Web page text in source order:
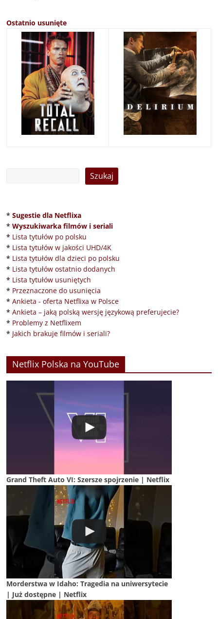
Ostatnio usunięte
* Sugestie dla Netflixa
* Wyszukiwarka filmów i seriali
* Lista tytułów po polsku
* Lista tytułów w jakości UHD/4K
* Lista tytułów dla dzieci po polsku
* Lista tytułów ostatnio dodanych
* Lista tytułów usuniętych
* Przeznaczone do usunięcia
* Ankieta - oferta Netflixa w Polsce
* Ankieta – jaką polską wersję językową preferujecie?
* Problemy z Netflixem
* Jakich brakuje filmów i seriali?
Netflix Polska na YouTube
Grand Theft Auto VI: Szersze spojrzenie | Netflix
Morderstwa w Idaho: Tragedia na uniwersytecie
| Już dostępne | Netflix